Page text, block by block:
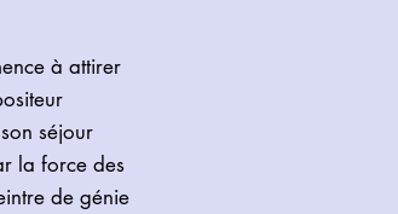
à attirer
séjour
la force des
de génie